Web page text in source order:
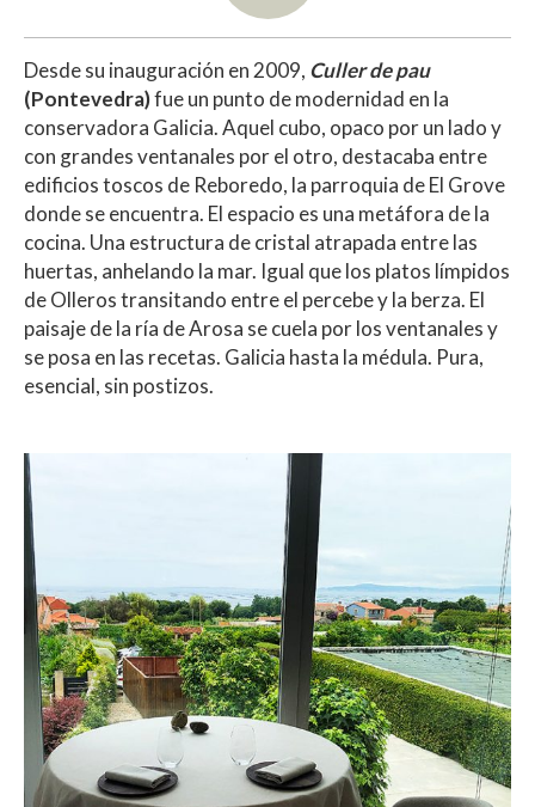
Desde su inauguración en 2009, Culler de pau
(Pontevedra)fue un punto de modernidad en la
conservadora Galicia. Aquel cubo, opaco por un lado y
con grandes ventanales por el otro, destacaba entre
edificios toscos de Reboredo, la parroquia de El Grove
donde se encuentra. El espacio es una metáfora de la
cocina. Una estructura de cristal atrapada entre las
huertas, anhelando la mar. Igual que los platos límpidos
de Olleros transitando entre el percebe y la berza. El
paisaje de la ría de Arosa se cuela por los ventanales y
se posa en las recetas. Galicia hasta la médula. Pura,
esencial, sin postizos.